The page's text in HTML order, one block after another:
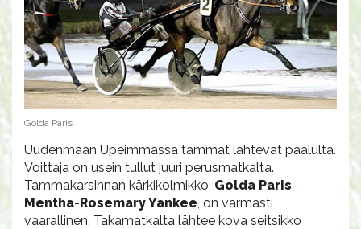
Golda Paris
Uudenmaan Upeimmassa tammat lähtevät paalulta.
Voittaja on usein tullut juuri perusmatkalta.
Tammakarsinnan kärkikolmikko, Golda Paris-
Mentha-Rosemary Yankee, on varmasti
vaarallinen. Takamatkalta lähtee kova seitsikko